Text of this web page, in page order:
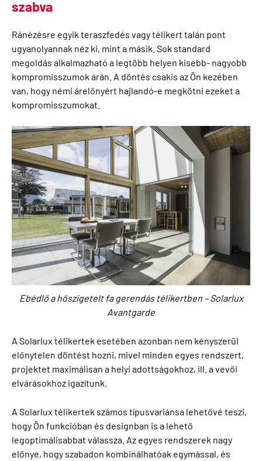
szabva
Ránézésre egyik teraszfedés vagy télikert talán pont
ugyanolyannak néz ki, mint a másik. Sok standard
megoldás alkalmazható a legtöbb helyen kisebb- nagyobb
kompromisszumok árán. A döntés csakis az Ön kezében
van, hogy némi árelőnyért hajlandó-e megkötni ezeket a
kompromisszumokat.
Ebédlő a hőszigetelt fa gerendás télikertben – Solarlux
Avantgarde
A Solarlux télikertek esetében azonban nem kényszerül
előnytelen döntést hozni, mivel minden egyes rendszert,
projektet maximálisan a helyi adottságokhoz, ill. a vevői
elvárásokhoz igazítunk.
A Solarlux télikertek számos típusvariánsa lehetővé teszi,
hogy Ön funkcióban és designban is a lehető
legoptimálisabbat válassza. Az egyes rendszerek nagy
előnye, hogy szabadon kombinálhatóak egymással, és